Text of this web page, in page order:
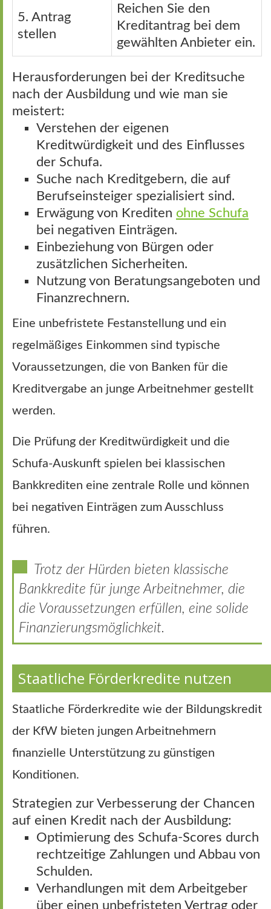
5. Antrag
stellen
Reichen Sie den
Kreditantrag bei dem
gewählten Anbieter ein.
Herausforderungen bei der Kreditsuche
nach der Ausbildung und wie man sie
meistert:
Verstehen der eigenen
Kreditwürdigkeit und des Einflusses
der Schufa.
Suche nach Kreditgebern, die auf
Berufseinsteiger spezialisiert sind.
Erwägung von Krediten ohne Schufa
bei negativen Einträgen.
Einbeziehung von Bürgen oder
zusätzlichen Sicherheiten.
Nutzung von Beratungsangeboten und
Finanzrechnern.
Eine unbefristete Festanstellung und ein
regelmäßiges Einkommen sind typische
Voraussetzungen, die von Banken für die
Kreditvergabe an junge Arbeitnehmer gestellt
werden.
Die Prüfung der Kreditwürdigkeit und die
Schufa-Auskunft spielen bei klassischen
Bankkrediten eine zentrale Rolle und können
bei negativen Einträgen zum Ausschluss
führen.
Trotz der Hürden bieten klassische
Bankkredite für junge Arbeitnehmer, die
die Voraussetzungen erfüllen, eine solide
Finanzierungsmöglichkeit.
Staatliche Förderkredite nutzen
Staatliche Förderkredite wie der Bildungskredit
der KfW bieten jungen Arbeitnehmern
finanzielle Unterstützung zu günstigen
Konditionen.
Strategien zur Verbesserung der Chancen
auf einen Kredit nach der Ausbildung:
Optimierung des Schufa-Scores durch
rechtzeitige Zahlungen und Abbau von
Schulden.
Verhandlungen mit dem Arbeitgeber
über einen unbefristeten Vertrag oder